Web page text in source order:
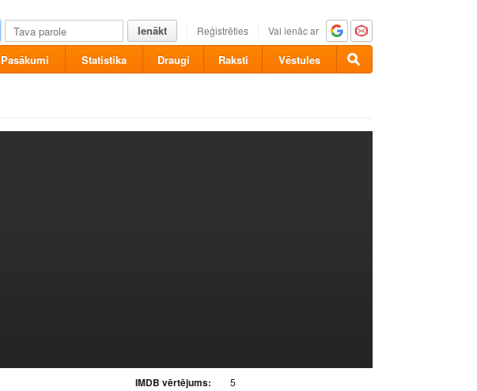
Ienākt Reģistrēties Vai ienāc ar
Pasākumi Statistika Draugi Raksti Vēstules
IMDB vērtējums: 5